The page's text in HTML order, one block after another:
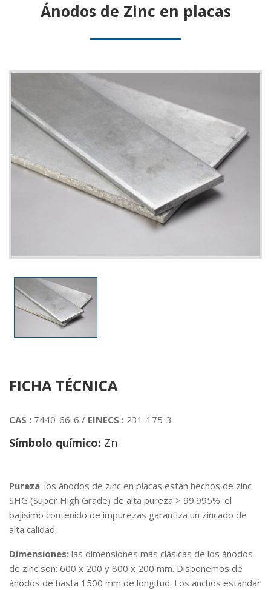
Ánodos de Zinc en placas
FICHA TÉCNICA
CAS : 7440-66-6 / EINECS : 231-175-3
Símbolo químico: Zn
Pureza: los ánodos de zinc en placas están hechos de zinc
SHG (Super High Grade) de alta pureza > 99.995%. el
bajísimo contenido de impurezas garantiza un zincado de
alta calidad.
Dimensiones: las dimensiones más clásicas de los ánodos
de zinc son: 600 x 200 y 800 x 200 mm. Disponemos de
ánodos de hasta 1500 mm de longitud. Los anchos estándar